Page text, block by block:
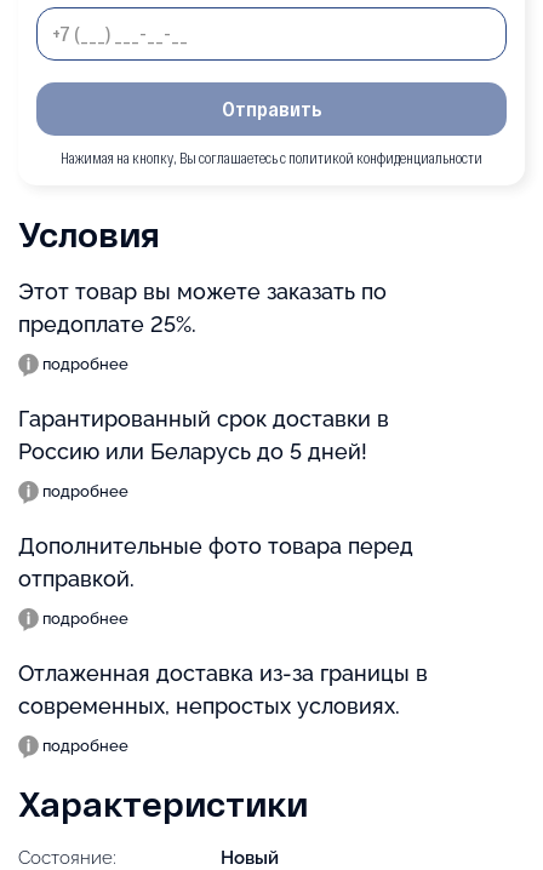
Отправить
Нажимая на кнопку, Вы соглашаетесь с политикой конфиденциальности
Условия
Этот товар вы можете заказать по
предоплате 25%.
подробнее
Гарантированный срок доставки в
Россию или Беларусь до 5 дней!
подробнее
Дополнительные фото товара перед
отправкой.
подробнее
Отлаженная доставка из-за границы в
современных, непростых условиях.
подробнее
Характеристики
Состояние:
Новый